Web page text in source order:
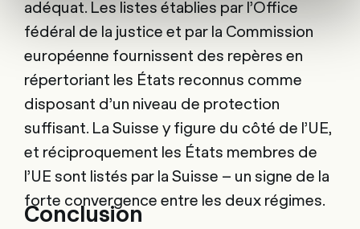
adéquat. Les listes établies par l’Office
fédéral de la justice et par la Commission
européenne fournissent des repères en
répertoriant les États reconnus comme
disposant d’un niveau de protection
suffisant. La Suisse y figure du côté de l’UE,
et réciproquement les États membres de
l’UE sont listés par la Suisse – un signe de la
forte convergence entre les deux régimes.
Conclusion